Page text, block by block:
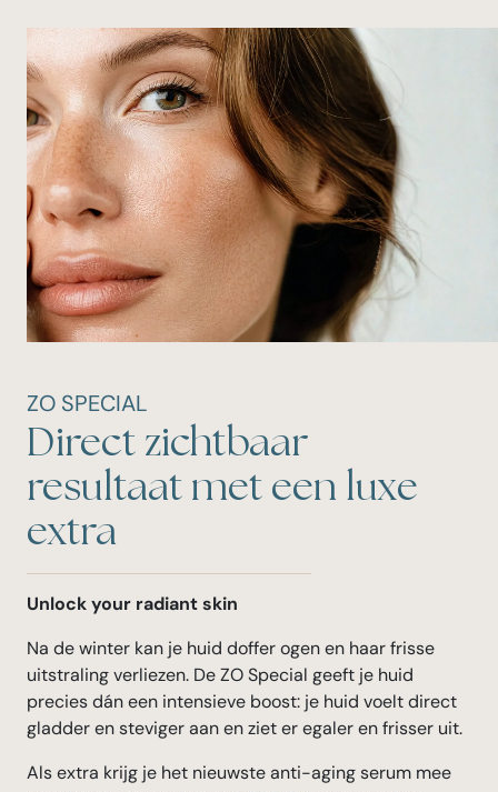
ZO SPECIAL
Direct zichtbaar
resultaat met een luxe
extra
Unlock your radiant skin
Na de winter kan je huid doffer ogen en haar frisse
uitstraling verliezen. De ZO Special geeft je huid
precies dán een intensieve boost: je huid voelt direct
gladder en steviger aan en ziet er egaler en frisser uit.
Als extra krijg je het nieuwste anti-aging serum mee